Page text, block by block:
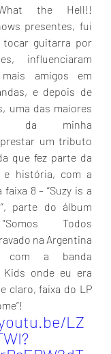
the Hell!!
presentes, fui
tocar guitarra por
influenciaram
amigos em
e depois de
uma das maiores
da minha
um tributo
que fez parte da
e história, com a
faixa 8 – “Suzy is a
parte do álbum
Todos
na Argentina
com a banda
Kids onde eu era
claro, faixa do LP
LZ